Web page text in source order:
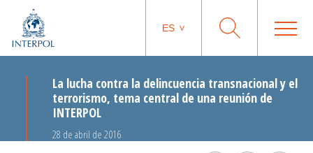
ES
La lucha contra la delincuencia transnacional y el
terrorismo, tema central de una reunión de
INTERPOL
28 de abril de 2016